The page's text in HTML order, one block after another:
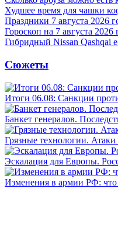
Худшее время для чашки
Праздники 7 августа 2026
Гороскоп на 7 августа 2026
Гибридный Nissan Qashqai
Сюжеты
Итоги 06.08: Санкции
Банкет генералов.
Грязные технологии.
Эскалация для Европы.
Изменения в армии РФ: